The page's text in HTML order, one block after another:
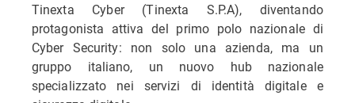
Tinexta Cyber (Tinexta S.P.A), diventando
protagonista attiva del primo polo nazionale di
Cyber Security: non solo una azienda, ma un
gruppo italiano, un nuovo hub nazionale
specializzato nei servizi di identità digitale e